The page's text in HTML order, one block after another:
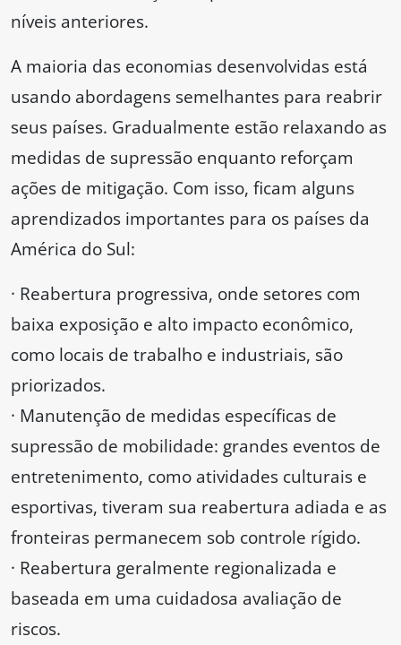
níveis anteriores.
A maioria das economias desenvolvidas está
usando abordagens semelhantes para reabrir
seus países. Gradualmente estão relaxando as
medidas de supressão enquanto reforçam
ações de mitigação. Com isso, ficam alguns
aprendizados importantes para os países da
América do Sul:
· Reabertura progressiva, onde setores com
baixa exposição e alto impacto econômico,
como locais de trabalho e industriais, são
priorizados.
· Manutenção de medidas específicas de
supressão de mobilidade: grandes eventos de
entretenimento, como atividades culturais e
esportivas, tiveram sua reabertura adiada e as
fronteiras permanecem sob controle rígido.
· Reabertura geralmente regionalizada e
baseada em uma cuidadosa avaliação de
riscos.